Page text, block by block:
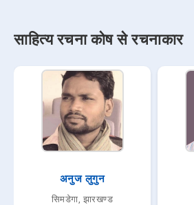
साहित्य रचना कोष से रचनाकार
अनुज लुगुन
सिमडेगा, झारखण्ड